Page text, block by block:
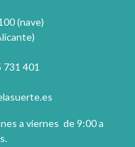
(nave)
401
a viernes de 9:00 a